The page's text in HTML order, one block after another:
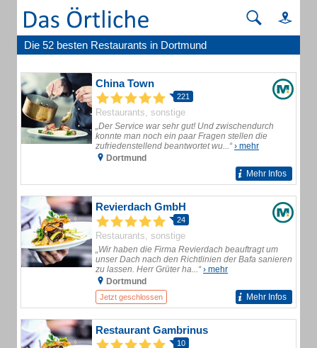
Die 52 besten Restaurants in Dortmund
China Town
221
Restaurants, sonstige
„Der Service war sehr gut! Und zwischendurch
konnte man noch ein paar Fragen stellen die
zufriedenstellend beantwortet wu...“› mehr
Dortmund
Mehr Infos
Revierdach GmbH
24
Restaurants, sonstige
„Wir haben die Firma Revierdach beauftragt um
unser Dach nach den Richtlinien der Bafa sanieren
zu lassen. Herr Grüter ha...“› mehr
Dortmund
Jetzt geschlossen Mehr Infos
Restaurant Gambrinus
10